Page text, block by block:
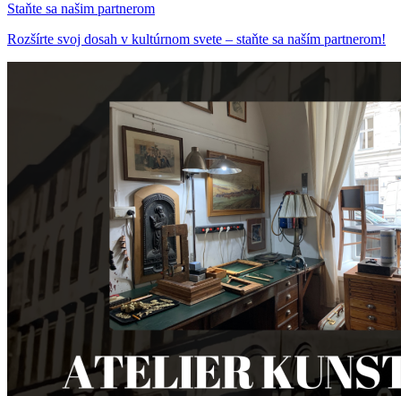
Staňte sa našim partnerom
Rozšírte svoj dosah v kultúrnom svete – staňte sa naším partnerom!